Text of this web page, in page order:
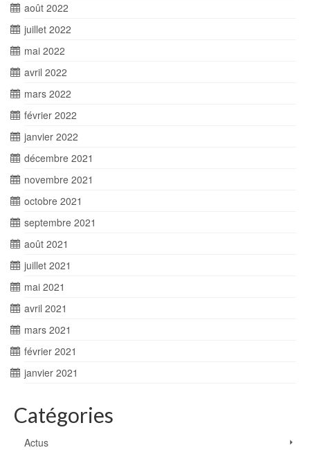
août 2022
juillet 2022
mai 2022
avril 2022
mars 2022
février 2022
janvier 2022
décembre 2021
novembre 2021
octobre 2021
septembre 2021
août 2021
juillet 2021
mai 2021
avril 2021
mars 2021
février 2021
janvier 2021
Catégories
Actus